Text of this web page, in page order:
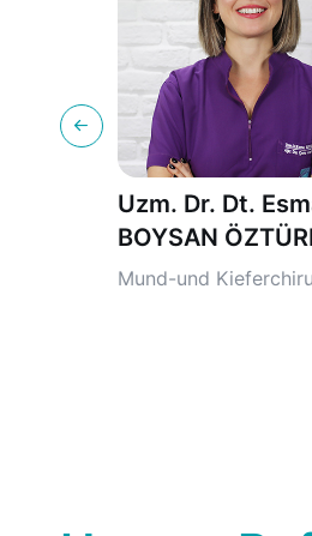
Uzm. Dr. Dt.
BOYSAN
Mund-und